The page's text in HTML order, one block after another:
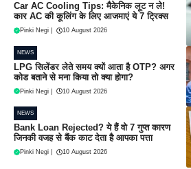
Car AC Cooling Tips: मैकेनिक लूट न ले!
कार AC की कूलिंग के लिए आजमाएं ये 7 ट्रिक्स
Pinki Negi 10 August 2026
NEWS
LPG सिलेंडर लेते समय क्यों आता है OTP? अगर
कोड बताने से मना किया तो क्या होगा?
Pinki Negi 10 August 2026
NEWS
Bank Loan Rejected? ये हैं वो 7 गुप्त कारण
जिनकी वजह से बैंक काट देता है आपका पत्ता
Pinki Negi 10 August 2026